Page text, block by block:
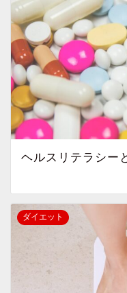
ヘルスリテラシー
ダイエット